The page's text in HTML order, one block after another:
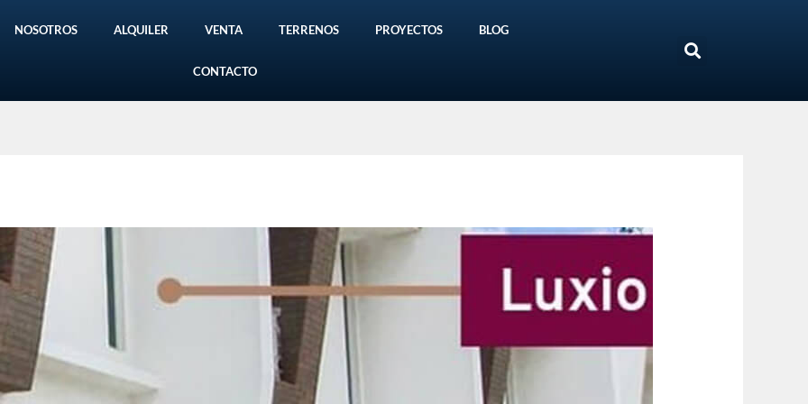
NOSOTROS ALQUILER VENTA TERRENOS PROYECTOS BLOG
CONTACTO Search